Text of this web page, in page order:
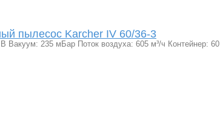
пылесос Karcher IV 60/36-3
Вакуум: 235 мБар Поток воздуха: 605 м³/ч Контейнер: 60